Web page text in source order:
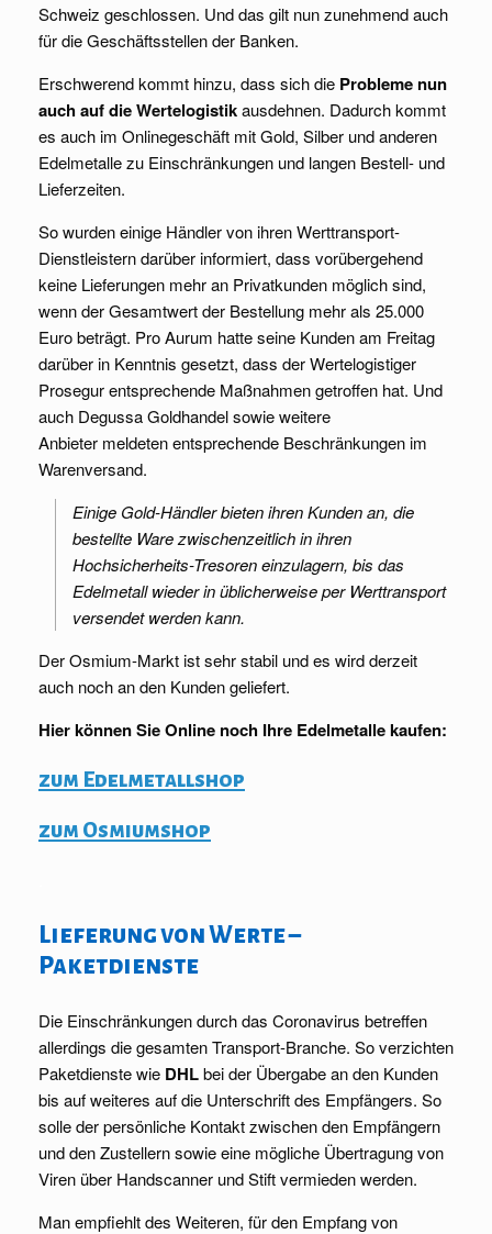
Schweiz geschlossen. Und das gilt nun zunehmend auch
für die Geschäftsstellen der Banken.
Erschwerend kommt hinzu, dass sich die Probleme nun
auch auf die Wertelogistikausdehnen. Dadurch kommt
es auch im Onlinegeschäft mit Gold, Silber und anderen
Edelmetalle zu Einschränkungen und langen Bestell- und
Lieferzeiten.
So wurden einige Händler von ihren Werttransport-
Dienstleistern darüber informiert, dass vorübergehend
keine Lieferungen mehr an Privatkunden möglich sind,
wenn der Gesamtwert der Bestellung mehr als 25.000
Euro beträgt. Pro Aurum hatte seine Kunden am Freitag
darüber in Kenntnis gesetzt, dass der Wertelogistiger
Prosegur entsprechende Maßnahmen getroffen hat. Und
auch Degussa Goldhandel sowie weitere
Anbieter meldeten entsprechende Beschränkungen im
Warenversand.
Einige Gold-Händler bieten ihren Kunden an, die
bestellte Ware zwischenzeitlich in ihren
Hochsicherheits-Tresoren einzulagern, bis das
Edelmetall wieder in üblicherweise per Werttransport
versendet werden kann.
Der Osmium-Markt ist sehr stabil und es wird derzeit
auch noch an den Kunden geliefert.
Hier können Sie Online noch Ihre Edelmetalle kaufen:
zum Edelmetallshop
zum Osmiumshop
Lieferung von Werte –
Paketdienste
Die Einschränkungen durch das Coronavirus betreffen
allerdings die gesamten Transport-Branche. So verzichten
Paketdienste wie DHLbei der Übergabe an den Kunden
bis auf weiteres auf die Unterschrift des Empfängers. So
solle der persönliche Kontakt zwischen den Empfängern
und den Zustellern sowie eine mögliche Übertragung von
Viren über Handscanner und Stift vermieden werden.
Man empfiehlt des Weiteren, für den Empfang von